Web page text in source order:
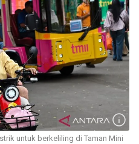
untuk berkeliling di Taman Mini